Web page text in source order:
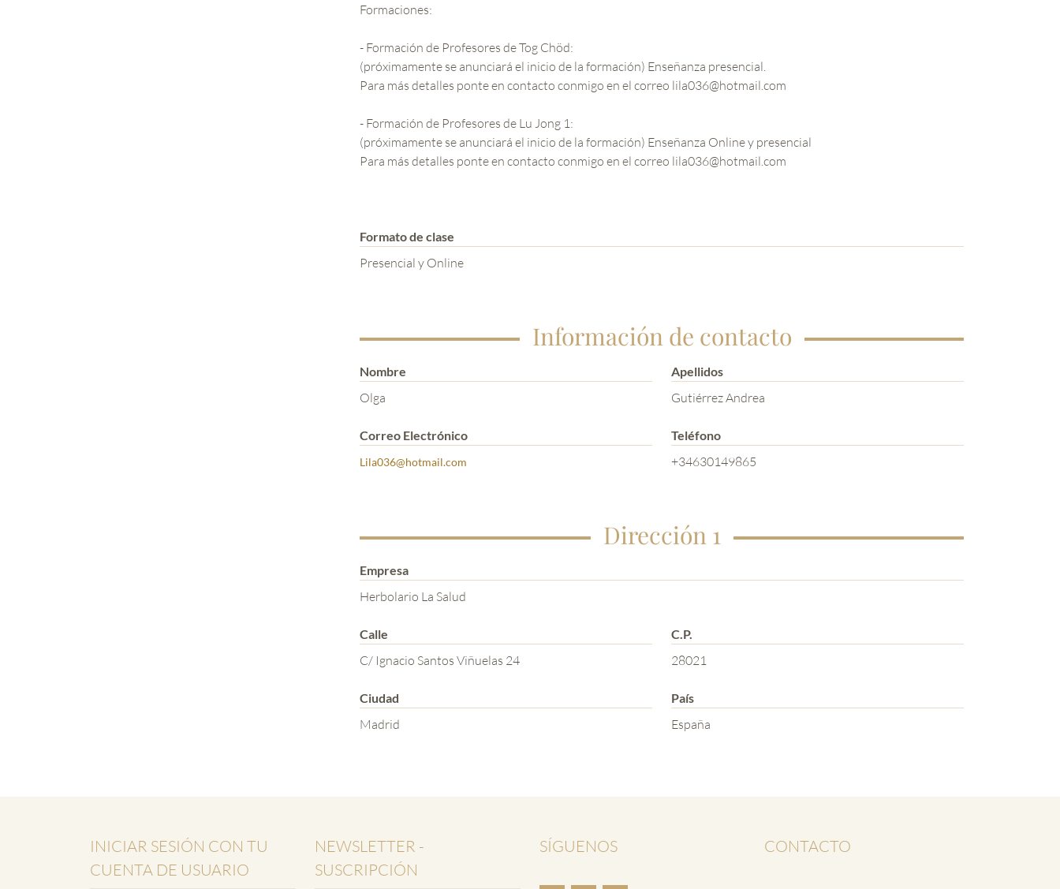
Formaciones:
- Formación de Profesores de Tog Chöd:
(próximamente se anunciará el inicio de la formación) Enseñanza presencial.
Para más detalles ponte en contacto conmigo en el correo lila036@hotmail.com
- Formación de Profesores de Lu Jong 1:
(próximamente se anunciará el inicio de la formación) Enseñanza Online y presencial
Para más detalles ponte en contacto conmigo en el correo lila036@hotmail.com
Formato de clase
Presencial y Online
Información de contacto
Nombre
Olga
Apellidos
Gutiérrez Andrea
Correo Electrónico
Lila036@hotmail.com
Teléfono
+34630149865
Dirección 1
Empresa
Herbolario La Salud
Calle
C/ Ignacio Santos Viñuelas 24
C.P.
28021
Ciudad
Madrid
País
España
INICIAR SESIÓN CON TU
CUENTA DE USUARIO
NEWSLETTER -
SUSCRIPCIÓN
SÍGUENOS CONTACTO